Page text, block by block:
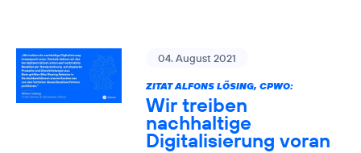
04. August 2021
ZITAT ALFONS LÖSING, CPWO:
Wir treiben
nachhaltige
Digitalisierung voran